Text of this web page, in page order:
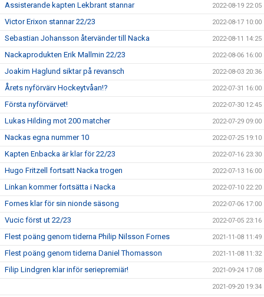
Assisterande kapten Lekbrant stannar 2022-08-19 22:05
Victor Erixon stannar 22/23 2022-08-17 10:00
Sebastian Johansson återvänder till Nacka 2022-08-11 14:25
Nackaprodukten Erik Mallmin 22/23 2022-08-06 16:00
Joakim Haglund siktar på revansch 2022-08-03 20:36
Årets nyförvärv Hockeytvåan!? 2022-07-31 16:00
Första nyförvärvet! 2022-07-30 12:45
Lukas Hilding mot 200 matcher 2022-07-29 09:00
Nackas egna nummer 10 2022-07-25 19:10
Kapten Enbacka är klar för 22/23 2022-07-16 23:30
Hugo Fritzell fortsatt Nacka trogen 2022-07-13 16:00
Linkan kommer fortsätta i Nacka 2022-07-10 22:20
Fornes klar för sin nionde säsong 2022-07-06 17:00
Vucic först ut 22/23 2022-07-05 23:16
Flest poäng genom tiderna Philip Nilsson Fornes 2021-11-08 11:49
Flest poäng genom tiderna Daniel Thomasson 2021-11-08 11:32
Filip Lindgren klar inför seriepremiär! 2021-09-24 17:08
2021-09-20 19:34